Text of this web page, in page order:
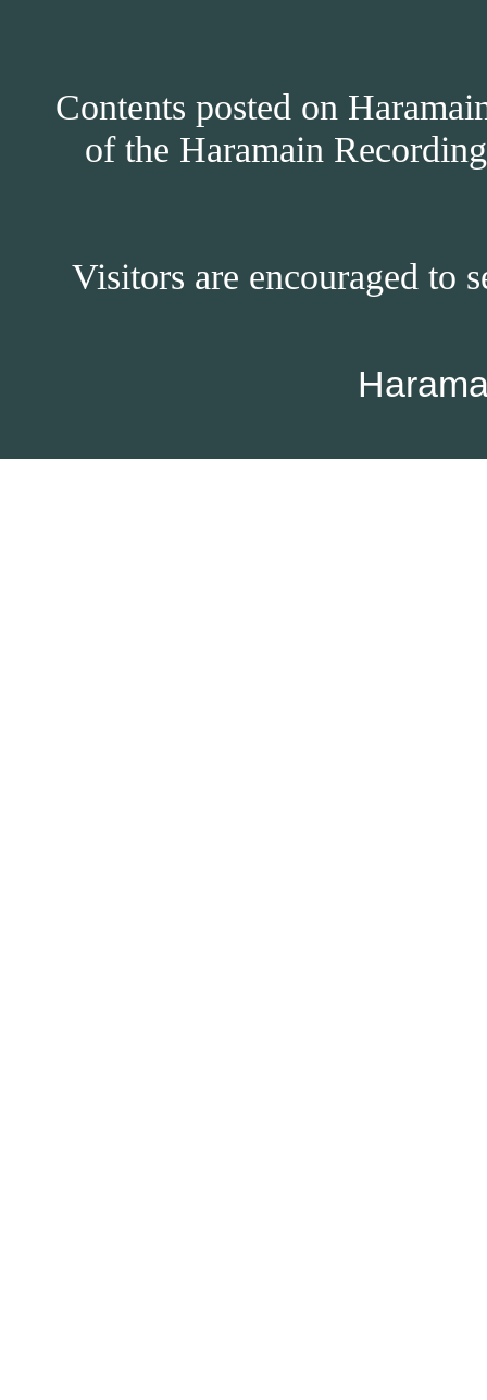
Contents posted on
of the Haramain
Visitors are encouraged to